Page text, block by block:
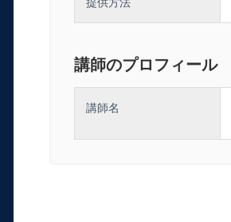
講師のプロフィール
講師名